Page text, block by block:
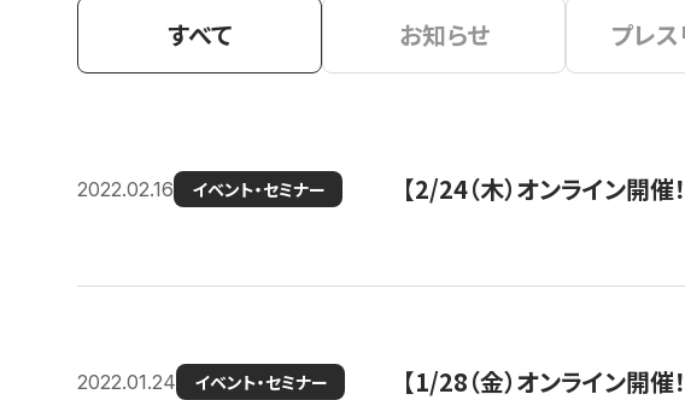
すべて お知らせ プレス
2022.02.16 イベント・セミナー 【2/24（木）オンライン開
2022.01.24 イベント・セミナー 【1/28（金）オンライン開